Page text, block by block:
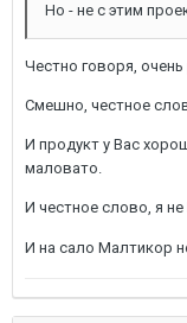
Но - не с этим
Честно говоря,
Смешно, честное
И продукт у Вас
маловато.
И честное слово, я не
И на сало Малтикор